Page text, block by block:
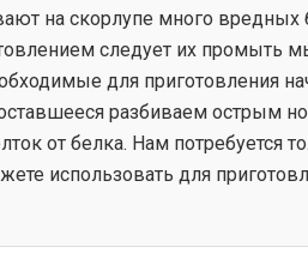
на скорлупе много вредных
следует их промыть
для приготовления
разбиваем острым
от белка. Нам потребуется
использовать для